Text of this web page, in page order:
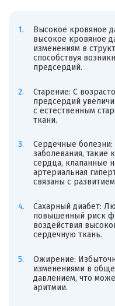
Высокое кровяное
высокое кровяное
изменениям в
способствуя
предсердий.
Старение: С
предсердий
с естественным
ткани.
Сердечные
заболевания, такие
сердца, клапанные
артериальная
связаны с
Сахарный диабет:
повышенный риск
воздействия
сердечную ткань.
Ожирение:
изменениями в
давлением, что
аритмии.